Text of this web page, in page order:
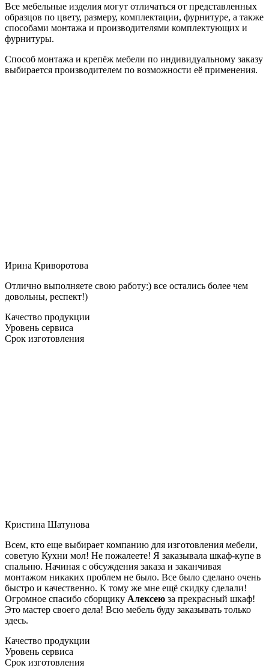
Все мебельные изделия могут отличаться от представленных
образцов по цвету, размеру, комплектации, фурнитуре, а также
способами монтажа и производителями комплектующих и
фурнитуры.
Способ монтажа и крепёж мебели по индивидуальному заказу
выбирается производителем по возможности её применения.
Ирина Криворотова
Отлично выполняете свою работу:) все остались более чем
довольны, респект!)
Качество продукции
Уровень сервиса
Срок изготовления
Кристина Шатунова
Всем, кто еще выбирает компанию для изготовления мебели,
советую Кухни мол! Не пожалеете! Я заказывала шкаф-купе в
спальню. Начиная с обсуждения заказа и заканчивая
монтажом никаких проблем не было. Все было сделано очень
быстро и качественно. К тому же мне ещё скидку сделали!
Огромное спасибо сборщику Алексею за прекрасный шкаф!
Это мастер своего дела! Всю мебель буду заказывать только
здесь.
Качество продукции
Уровень сервиса
Срок изготовления